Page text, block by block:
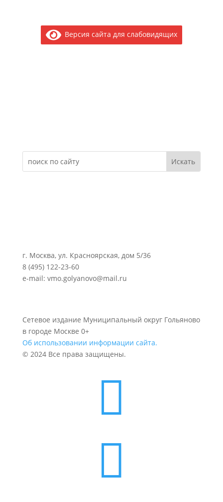
Версия сайта для слабовидящих
г. Москва, ул. Красноярская, дом 5/36
8 (495) 122-23-60
e-mail: vmo.golyanovo@mail.ru
Сетевое издание Муниципальный округ Гольяново
в городе Москве 0+
Об использовании информации сайта.
© 2024 Все права защищены.

